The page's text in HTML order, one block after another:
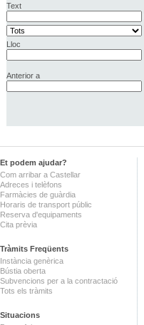
Text
Lloc
Anterior a
Et podem ajudar?
Com arribar a Castellar
Adreces i telèfons
Farmàcies de guàrdia
Horaris de transport públic
Reserva d'equipaments
Cita prèvia
Tràmits Freqüents
Instància genèrica
Bústia oberta
Subvencions per a la contractació
Tots els tràmits
Situacions